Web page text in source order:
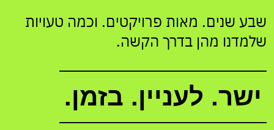
שבע שנים. מאות פרויקטים. וכמה טעויות
שלמדנו מהן בדרך הקשה.
ישר. לעניין. בזמן.